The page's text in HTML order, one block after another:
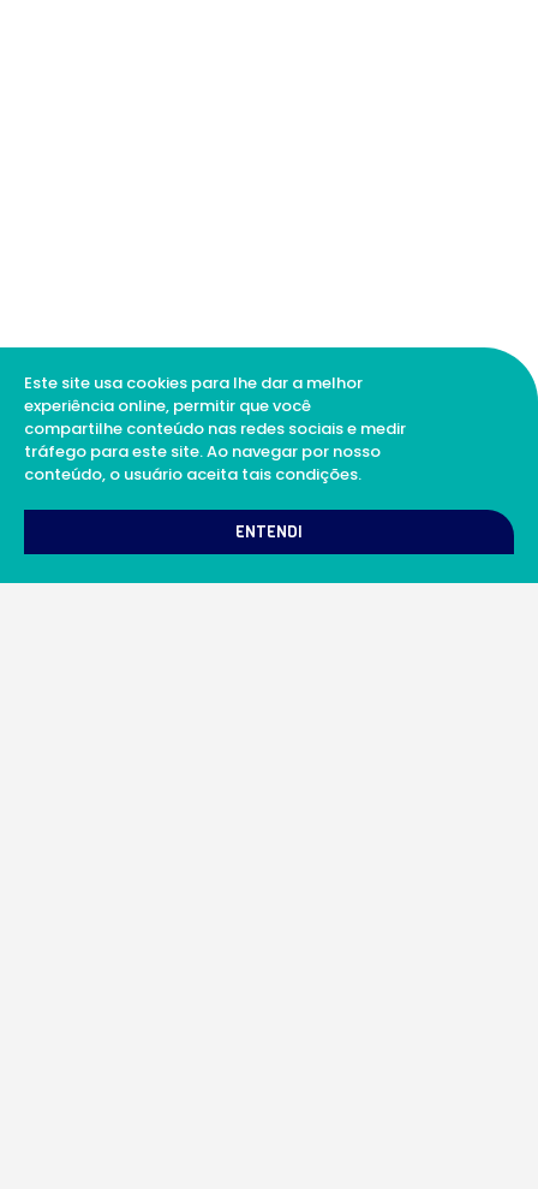
Este site usa cookies para lhe dar a melhor
experiência online, permitir que você
compartilhe conteúdo nas redes sociais e medir
tráfego para este site. Ao navegar por nosso
conteúdo, o usuário aceita tais condições.
ENTENDI